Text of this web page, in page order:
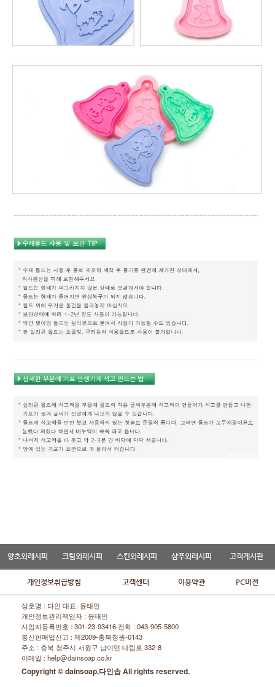
양초외레시피 크림외레시피 스킨외레시피 샴푸외레시피 고객게시판
개인정보취급방침 고객센터 이용약관 PC버전
상호명 : 다인 대표: 윤태인
개인정보관리책임자 : 윤태인
사업자등록번호 : 301-23-93416 전화 :043-905-5800
통신판매업신고 : 제2009-충북청원-0143
주소 : 충북 청주시 서원구 남이면 대림로 332-8
이메일 : help@dainsoap.co.kr
Copyright © dainsoap,다인솝 All rights reserved.